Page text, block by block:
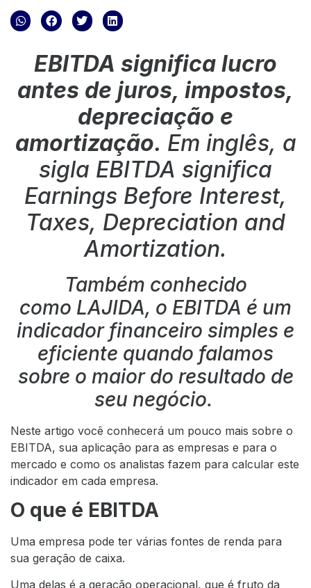
EBITDA significa lucro
antes de juros, impostos,
depreciação e
amortização. Em inglês, a
sigla EBITDA significa
Earnings Before Interest,
Taxes, Depreciation and
Amortization.
Também conhecido
como LAJIDA, o EBITDA é um
indicador financeiro simples e
eficiente quando falamos
sobre o maior do resultado de
seu negócio.
Neste artigo você conhecerá um pouco mais sobre o
EBITDA, sua aplicação para as empresas e para o
mercado e como os analistas fazem para calcular este
indicador em cada empresa.
O que é EBITDA
Uma empresa pode ter várias fontes de renda para
sua geração de caixa.
Uma delas é a geração operacional, que é fruto da